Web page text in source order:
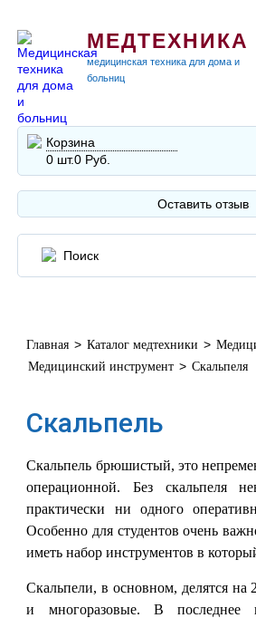
МЕДТЕХНИКА
медицинская техника для дома и
больниц
Корзина
0 шт.0 Руб.
Оставить отзыв
Главная > Каталог медтехники >
Медицинский инструмент > Скальпеля
Скальпель
Скальпель брюшистый, это
операционной. Без скальпеля
практически ни одного
Особенно для студентов очень
иметь набор инструментов в
Скальпели, в основном, делятся на
и многоразовые. В последнее